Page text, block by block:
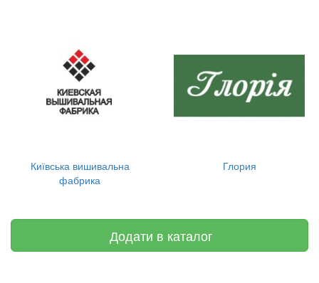
Київська вишивальна
фабрика
Глория
Додати в каталог